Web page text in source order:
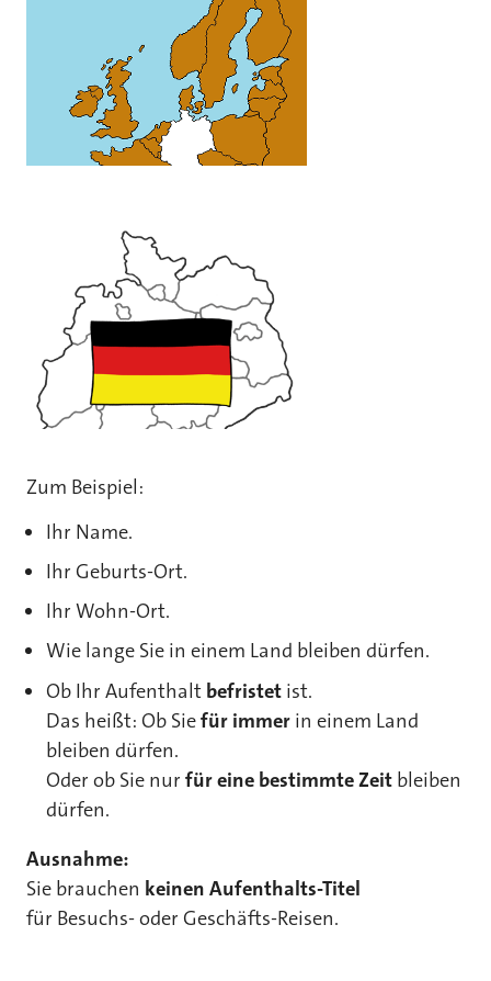
Zum Beispiel:
Ihr Name.
Ihr Geburts-Ort.
Ihr Wohn-Ort.
Wie lange Sie in einem Land bleiben dürfen.
Ob Ihr Aufenthalt befristet ist.
Das heißt: Ob Siefür immer in einem Land
bleiben dürfen.
Oder ob Sie nurfür eine bestimmte Zeit bleiben
dürfen.
Ausnahme:
Sie brauchen keinen Aufenthalts-Titel
für Besuchs- oder Geschäfts-Reisen.